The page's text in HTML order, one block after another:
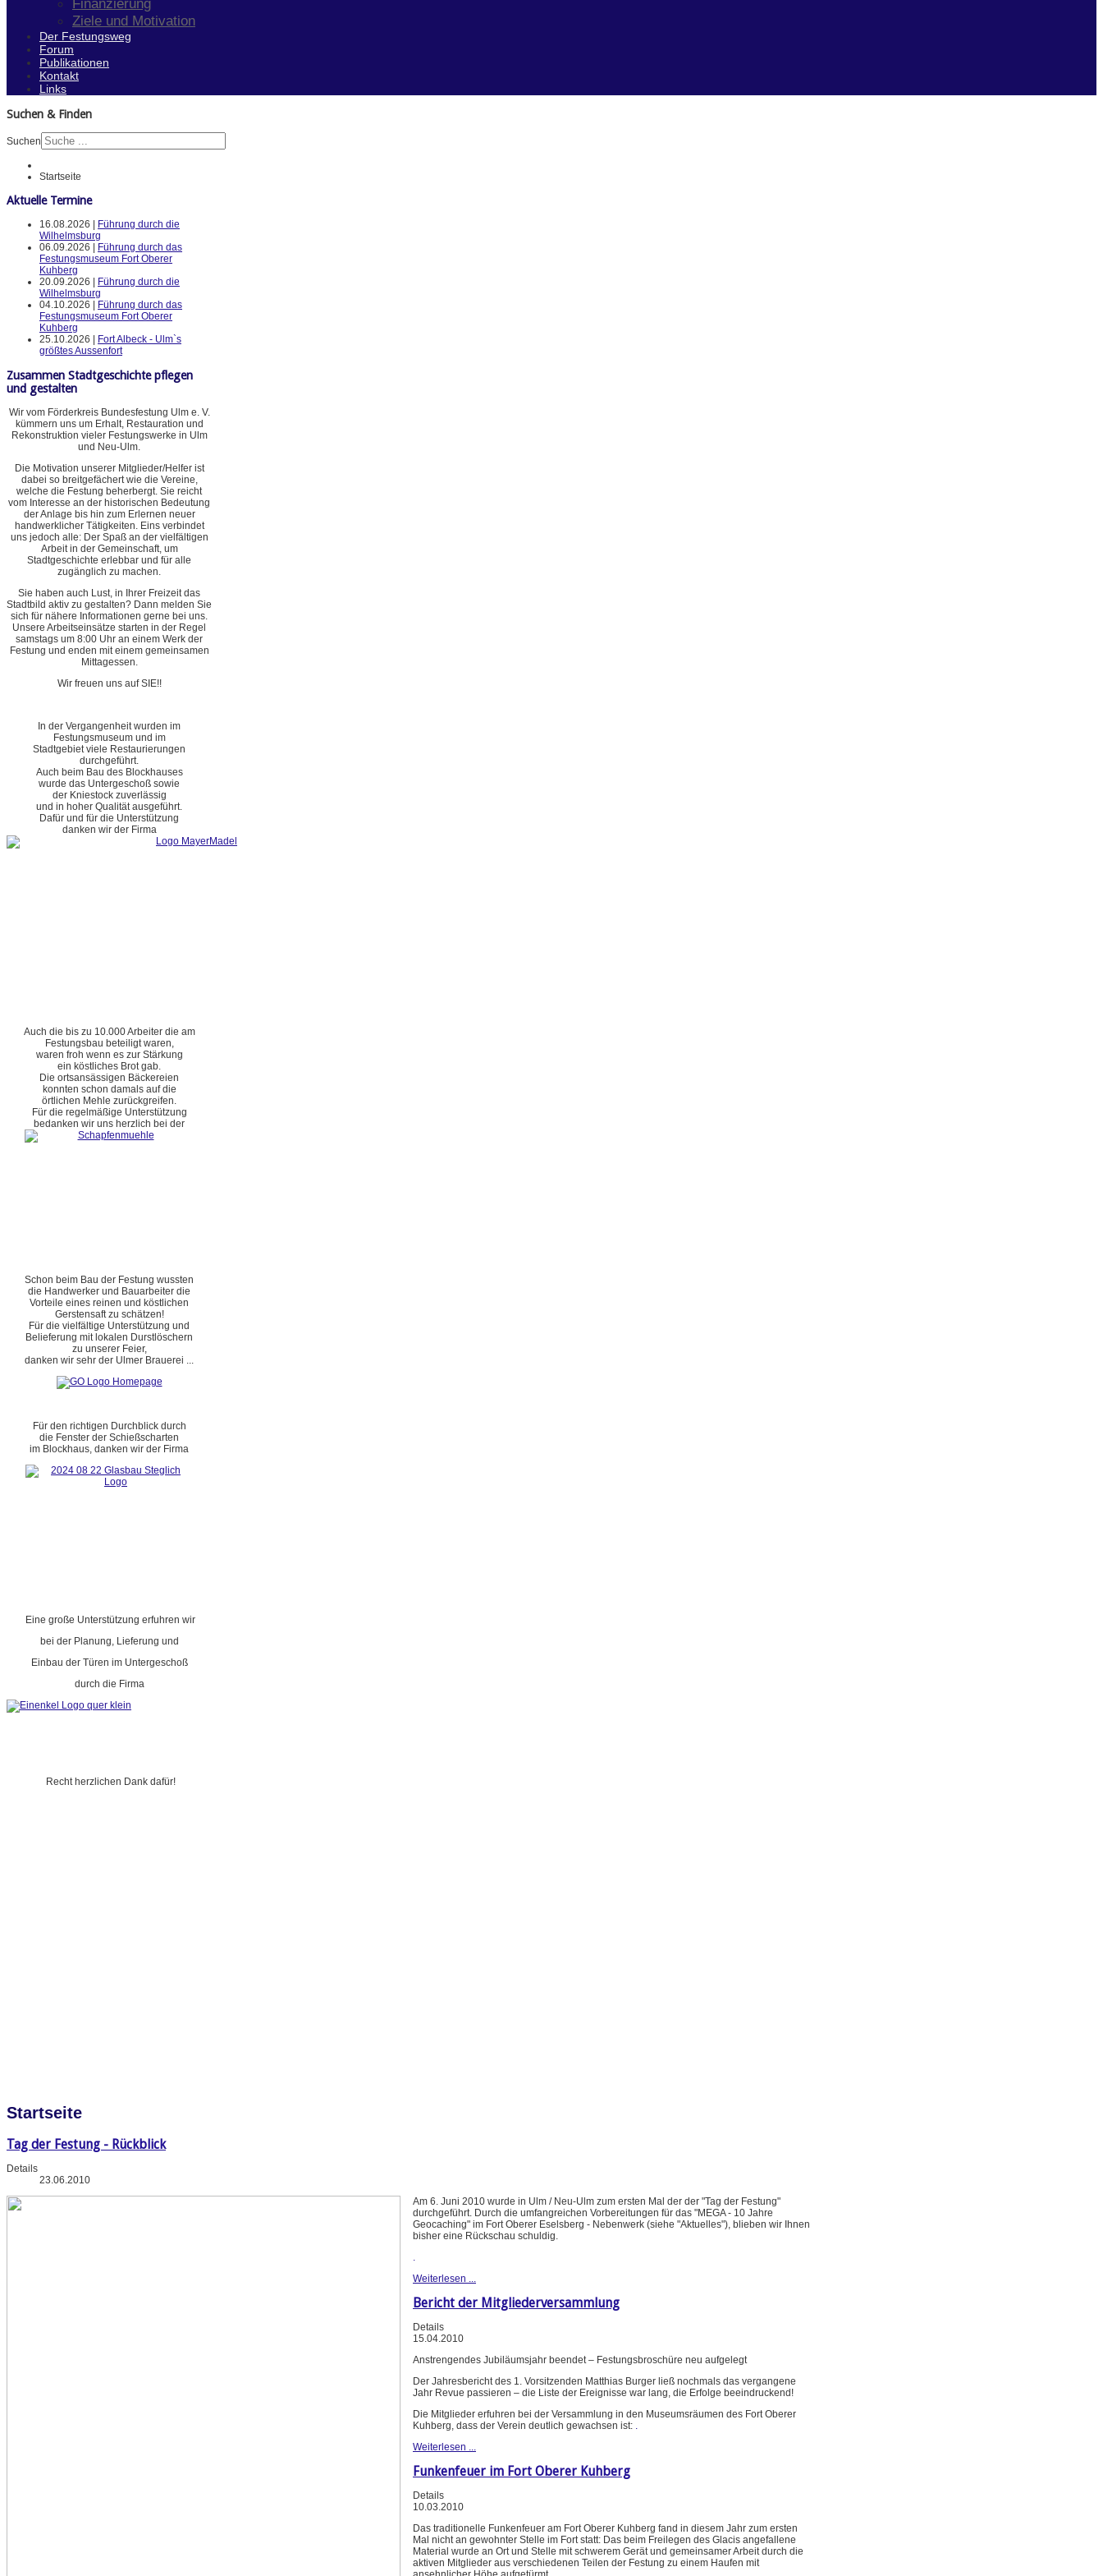
Finanzierung
Ziele und Motivation
Der Festungsweg
Forum
Publikationen
Kontakt
Links
Suchen & Finden
Suchen
Startseite
Aktuelle Termine
16.08.2026 |
Führung durch die
Wilhelmsburg
06.09.2026 |
Führung durch das
Festungsmuseum Fort Oberer
Kuhberg
20.09.2026 |
Führung durch die
Wilhelmsburg
04.10.2026 |
Führung durch das
Festungsmuseum Fort Oberer
Kuhberg
25.10.2026 |
Fort Albeck - Ulm`s
größtes Aussenfort
Zusammen Stadtgeschichte pflegen
und gestalten
Wir vom Förderkreis Bundesfestung Ulm e. V.
kümmern uns um Erhalt, Restauration und
Rekonstruktion vieler Festungswerke in Ulm
und Neu-Ulm.
Die Motivation unserer Mitglieder/Helfer ist
dabei so breitgefächert wie die Vereine,
welche die Festung beherbergt. Sie reicht
vom Interesse an der historischen Bedeutung
der Anlage bis hin zum Erlernen neuer
handwerklicher Tätigkeiten. Eins verbindet
uns jedoch alle: Der Spaß an der vielfältigen
Arbeit in der Gemeinschaft, um
Stadtgeschichte erlebbar und für alle
zugänglich zu machen.
Sie haben auch Lust, in Ihrer Freizeit das
Stadtbild aktiv zu gestalten? Dann melden Sie
sich für nähere Informationen gerne bei uns.
Unsere Arbeitseinsätze starten in der Regel
samstags um 8:00 Uhr an einem Werk der
Festung und enden mit einem gemeinsamen
Mittagessen.
Wir freuen uns auf SIE!!
In der Vergangenheit wurden im
Festungsmuseum und im
Stadtgebiet viele Restaurierungen
durchgeführt.
Auch beim Bau des Blockhauses
wurde das Untergeschoß sowie
der Kniestock zuverlässig
und in hoher Qualität ausgeführt.
Dafür und für die Unterstützung
danken wir der Firma
Auch die bis zu 10.000 Arbeiter die am
Festungsbau beteiligt waren,
waren froh wenn es zur Stärkung
ein köstliches Brot gab.
Die ortsansässigen Bäckereien
konnten schon damals auf die
örtlichen Mehle zurückgreifen.
Für die regelmäßige Unterstützung
bedanken wir uns herzlich bei der
Schon beim Bau der Festung wussten
die Handwerker und Bauarbeiter die
Vorteile eines reinen und köstlichen
Gerstensaft zu schätzen!
Für die vielfältige Unterstützung und
Belieferung mit lokalen Durstlöschern
zu unserer Feier,
danken wir sehr der Ulmer Brauerei ...
Für den richtigen Durchblick durch
die Fenster der Schießscharten
im Blockhaus, danken wir der Firma
Eine große Unterstützung erfuhren wir
bei der Planung, Lieferung und
Einbau der Türen im Untergeschoß
durch die Firma
Recht herzlichen Dank dafür!
Startseite
Tag der Festung - Rückblick
Details
23.06.2010
Am 6. Juni 2010 wurde in Ulm / Neu-Ulm zum ersten Mal der der "Tag der Festung"
durchgeführt. Durch die umfangreichen Vorbereitungen für das "MEGA - 10 Jahre
Geocaching" im Fort Oberer Eselsberg - Nebenwerk (siehe "Aktuelles"), blieben wir Ihnen
bisher eine Rückschau schuldig.
.
Weiterlesen ...
Bericht der Mitgliederversammlung
Details
15.04.2010
Anstrengendes Jubiläumsjahr beendet – Festungsbroschüre neu aufgelegt
Der Jahresbericht des 1. Vorsitzenden Matthias Burger ließ nochmals das vergangene
Jahr Revue passieren – die Liste der Ereignisse war lang, die Erfolge beeindruckend!
Die Mitglieder erfuhren bei der Versammlung in den Museumsräumen des Fort Oberer
Kuhberg, dass der Verein deutlich gewachsen ist:
Weiterlesen ...
Funkenfeuer im Fort Oberer Kuhberg
Details
10.03.2010
Das traditionelle Funkenfeuer am Fort Oberer Kuhberg fand in diesem Jahr zum ersten
Mal nicht an gewohnter Stelle im Fort statt: Das beim Freilegen des Glacis angefallene
Material wurde an Ort und Stelle mit schwerem Gerät und gemeinsamer Arbeit durch die
aktiven Mitglieder aus verschiedenen Teilen der Festung zu einem Haufen mit